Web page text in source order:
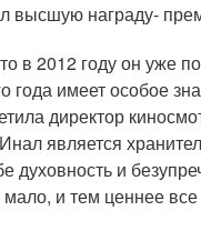
высшую награду-
в 2012 году он
года имеет особое
директор
является
духовность и
и тем ценнее все